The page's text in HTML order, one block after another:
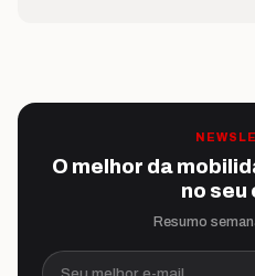
O melhor da
no seu
Resumo
Seu melhor e-mail